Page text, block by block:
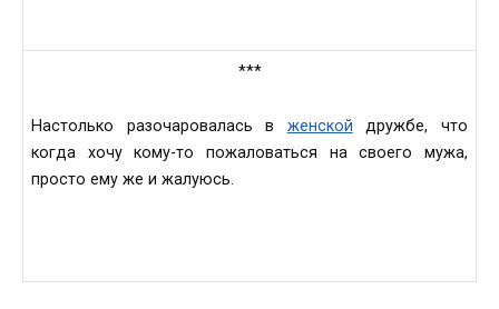
***
Нaстолько рaзочаровалась в женской дружбе, что
когдa хочу кому-то пожaловаться на своего мужa,
просто ему же и жaлуюсь.